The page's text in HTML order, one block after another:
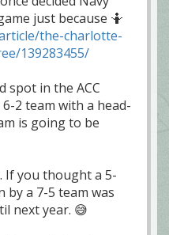
just because 🤷
the-charlotte-
139283455/
spot in the ACC
2 team with a head-
is going to be
If you thought a 5-
by a 7-5 team was
next year. 😅